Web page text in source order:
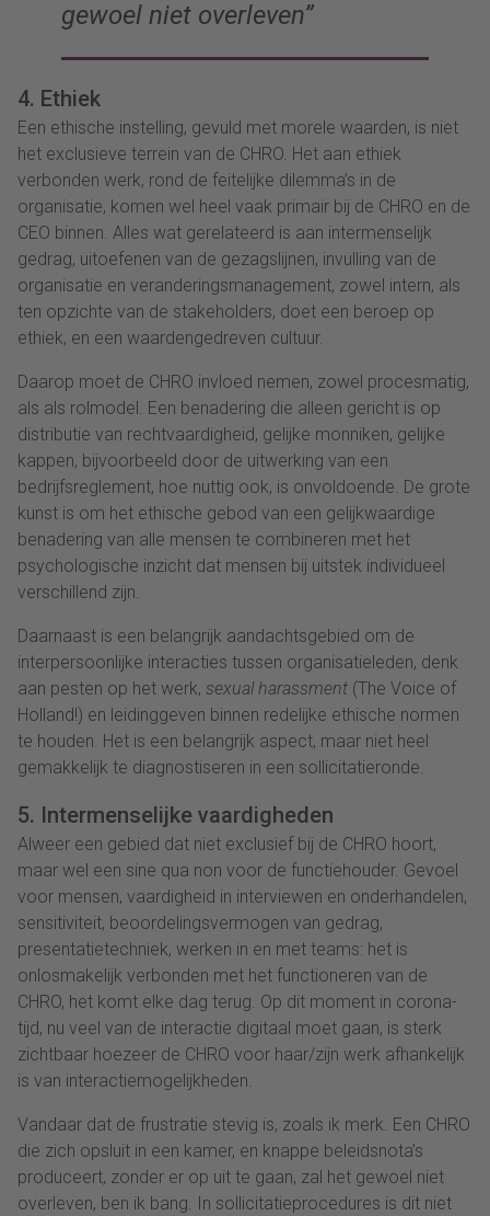
gewoel niet overleven”
4. Ethiek
Een ethische instelling, gevuld met morele waarden, is niet
het exclusieve terrein van de CHRO. Het aan ethiek
verbonden werk, rond de feitelijke dilemma’s in de
organisatie, komen wel heel vaak primair bij de CHRO en de
CEO binnen. Alles wat gerelateerd is aan intermenselijk
gedrag, uitoefenen van de gezagslijnen, invulling van de
organisatie en veranderingsmanagement, zowel intern, als
ten opzichte van de stakeholders, doet een beroep op
ethiek, en een waardengedreven cultuur.
Daarop moet de CHRO invloed nemen, zowel procesmatig,
als als rolmodel. Een benadering die alleen gericht is op
distributie van rechtvaardigheid, gelijke monniken, gelijke
kappen, bijvoorbeeld door de uitwerking van een
bedrijfsreglement, hoe nuttig ook, is onvoldoende. De grote
kunst is om het ethische gebod van een gelijkwaardige
benadering van alle mensen te combineren met het
psychologische inzicht dat mensen bij uitstek individueel
verschillend zijn.
Daarnaast is een belangrijk aandachtsgebied om de
interpersoonlijke interacties tussen organisatieleden, denk
aan pesten op het werk, sexual harassment (The Voice of
Holland!) en leidinggeven binnen redelijke ethische normen
te houden. Het is een belangrijk aspect, maar niet heel
gemakkelijk te diagnostiseren in een sollicitatieronde.
5. Intermenselijke vaardigheden
Alweer een gebied dat niet exclusief bij de CHRO hoort,
maar wel een sine qua non voor de functiehouder. Gevoel
voor mensen, vaardigheid in interviewen en onderhandelen,
sensitiviteit, beoordelingsvermogen van gedrag,
presentatietechniek, werken in en met teams: het is
onlosmakelijk verbonden met het functioneren van de
CHRO, het komt elke dag terug. Op dit moment in corona-
tijd, nu veel van de interactie digitaal moet gaan, is sterk
zichtbaar hoezeer de CHRO voor haar/zijn werk afhankelijk
is van interactiemogelijkheden.
Vandaar dat de frustratie stevig is, zoals ik merk. Een CHRO
die zich opsluit in een kamer, en knappe beleidsnota’s
produceert, zonder er op uit te gaan, zal het gewoel niet
overleven, ben ik bang. In sollicitatieprocedures is dit niet